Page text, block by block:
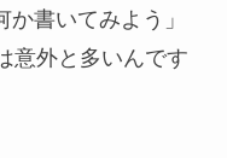
書いてみよう」
意外と多いんです